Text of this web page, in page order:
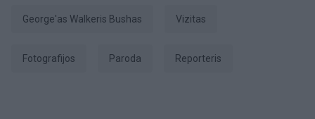
George'as Walkeris Bushas vizitas
fotografijos Paroda Reporteris